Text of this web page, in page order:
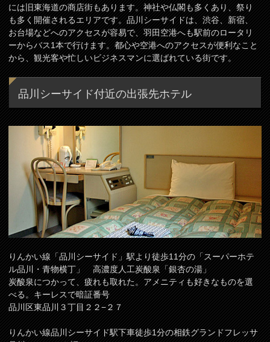
には旧東海道の商店街もあります。神社や仏閣も多くあり、祭り
も多く開催されるエリアです。品川シーサイドは、渋谷、新宿、
お台場などへのアクセスが容易で、羽田空港へも駅前のロータリ
ーからバス1本で行けます。都心や空港へのアクセスが便利なこと
から、観光客や忙しいビジネスマンに選ばれている街です。
品川シーサイド付近の出張先ホテル
りんかい線「品川シーサイド」駅より徒歩11分の「スーパーホテ
ル品川・青物横丁」 高濃度人工炭酸泉「銀杏の湯」
炭酸泉につかって、疲れも取れた。アメニティも好きなものを選
べる。キーレスで暗証番号
品川区東品川３丁目２２−２７
りんかい線品川シーサイド駅下車徒歩1分の相鉄グランドフレッサ